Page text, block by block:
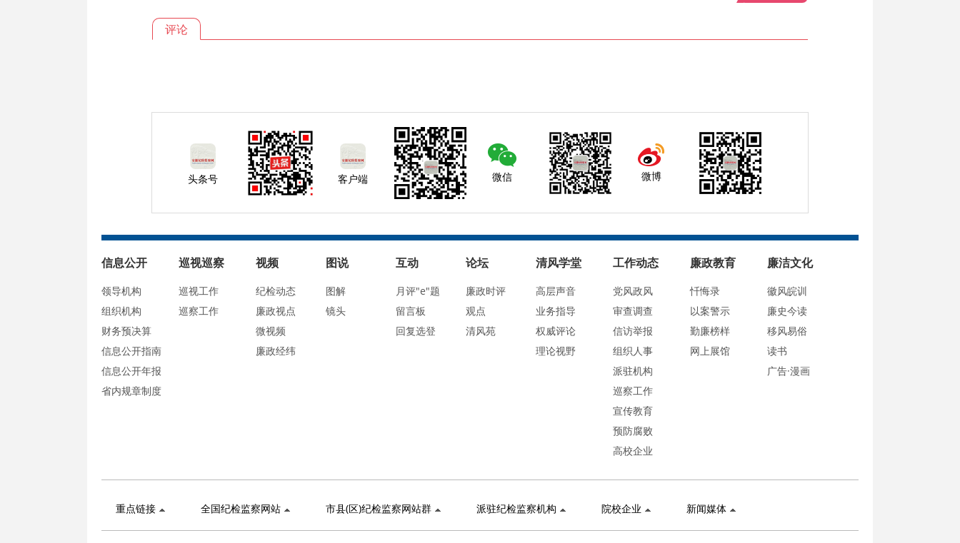
评论
头条号 客户端 微信 微博
信息公开
领导机构
组织机构
财务预决算
信息公开指南
信息公开年报
省内规章制度
巡视巡察
巡视工作
巡察工作
视频
纪检动态
廉政视点
微视频
廉政经纬
图说
图解
镜头
互动
月评"e"题
留言板
回复选登
论坛
廉政时评
观点
清风苑
清风学堂
高层声音
业务指导
权威评论
理论视野
工作动态
党风政风
审查调查
信访举报
组织人事
派驻机构
巡察工作
宣传教育
预防腐败
高校企业
廉政教育
忏悔录
以案警示
勤廉榜样
网上展馆
廉洁文化
徽风皖训
廉史今读
移风易俗
读书
广告·漫画
重点链接 全国纪检监察网站 市县(区)纪检监察网站群 派驻纪检监察机构 院校企业 新闻媒体